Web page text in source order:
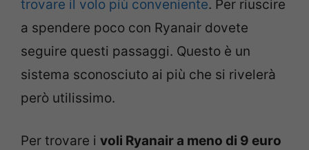
trovare il volo più conveniente. Per riuscire
a spendere poco con Ryanair dovete
seguire questi passaggi. Questo è un
sistema sconosciuto ai più che si rivelerà
però utilissimo.
Per trovare i voli Ryanair a meno di 9 euro